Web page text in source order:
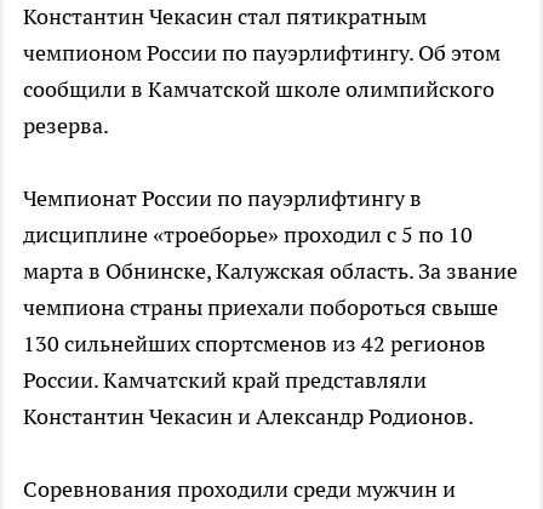
Константин Чекасин стал пятикратным
чемпионом России по пауэрлифтингу. Об этом
сообщили в Камчатской школе олимпийского
резерва.
Чемпионат России по пауэрлифтингу в
дисциплине «троеборье» проходил с 5 по 10
марта в Обнинске, Калужская область. За звание
чемпиона страны приехали побороться свыше
130 сильнейших спортсменов из 42 регионов
России. Камчатский край представляли
Константин Чекасин и Александр Родионов.
Соревнования проходили среди мужчин и